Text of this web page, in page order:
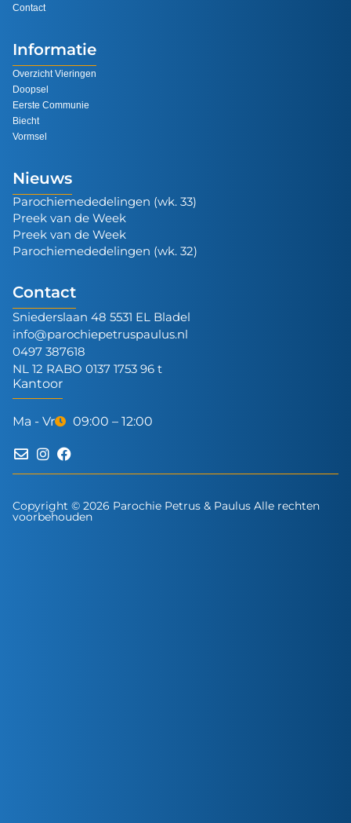
Contact
Informatie
Overzicht Vieringen
Doopsel
Eerste Communie
Biecht
Vormsel
Nieuws
Parochiemededelingen (wk. 33)
Preek van de Week
Preek van de Week
Parochiemededelingen (wk. 32)
Contact
Sniederslaan 48 5531 EL Bladel
info@parochiepetruspaulus.nl
0497 387618
NL 12 RABO 0137 1753 96 t
Kantoor
Ma - Vr 09:00 – 12:00
Copyright © 2026 Parochie Petrus & Paulus Alle rechten
voorbehouden